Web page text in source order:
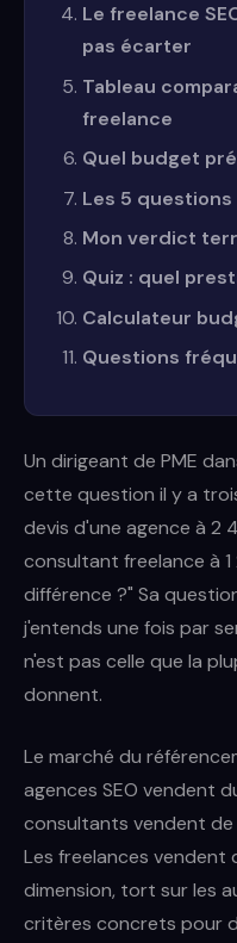
Le freelance
pas écarter
Tableau
freelance
Quel budget
Les 5
Mon verdict
Quiz : quel
Calculateur
Questions
Un dirigeant de PME
cette question il y a
devis d'une agence à 2
consultant freelance à
différence ?" Sa
j'entends une fois par
n'est pas celle que la
donnent.
Le marché du
agences SEO vendent
consultants vendent
Les freelances vendent
dimension, tort sur les
critères concrets pour